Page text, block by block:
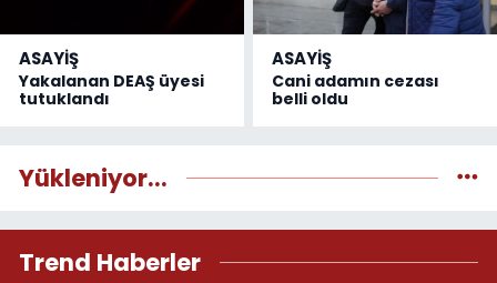
ASAYİŞ
Yakalanan DEAŞ üyesi
tutuklandı
ASAYİŞ
Cani adamın cezası
belli oldu
Yükleniyor...
Trend Haberler